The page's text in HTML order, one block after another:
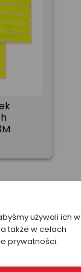
używali ich w
także w celach
prywatności.